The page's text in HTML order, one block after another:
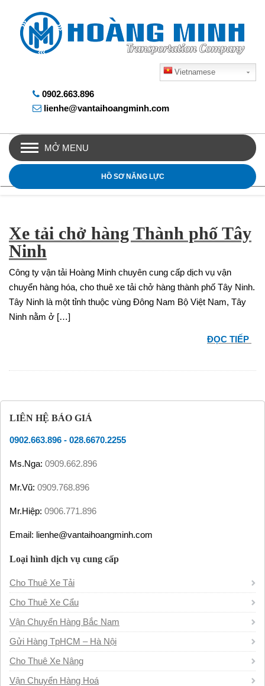
Vietnamese
0902.663.896
lienhe@vantaihoangminh.com
MỞ MENU
HỒ SƠ NĂNG LỰC
Xe tải chở hàng Thành phố Tây
Ninh
Công ty vận tải Hoàng Minh chuyên cung cấp dịch vụ vận
chuyển hàng hóa, cho thuê xe tải chở hàng thành phố Tây Ninh.
Tây Ninh là một tỉnh thuộc vùng Đông Nam Bộ Việt Nam, Tây
Ninh nằm ở […]
ĐỌC TIẾP
LIÊN HỆ BÁO GIÁ
0902.663.896 - 028.6670.2255
Ms.Nga: 0909.662.896
Mr.Vũ: 0909.768.896
Mr.Hiệp: 0906.771.896
Email: lienhe@vantaihoangminh.com
Loại hình dịch vụ cung cấp
Cho Thuê Xe Tải
Cho Thuê Xe Cẩu
Vận Chuyển Hàng Bắc Nam
Gửi Hàng TpHCM – Hà Nội
Cho Thuê Xe Nâng
Vận Chuyển Hàng Hoá